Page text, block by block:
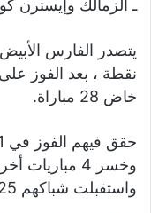
ـ الزمالك وإيسترن كومباني
نقطة ، بعد الفوز على
خاض 28 مباراة.
واستقبلت شباكهم 25 هدفاً أخر.